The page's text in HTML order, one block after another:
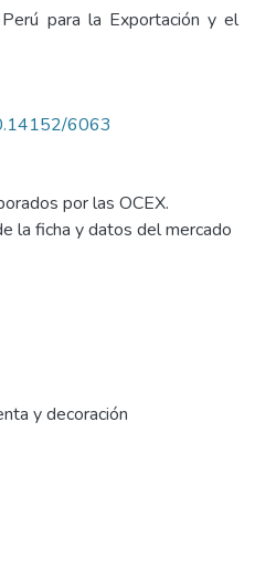
para la Exportación y el
6063
por las OCEX.
la ficha y datos del mercado
y decoración